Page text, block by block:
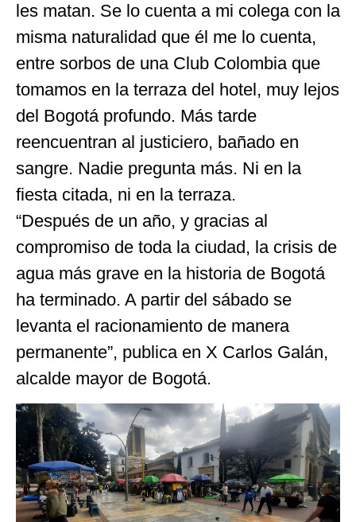
les matan. Se lo cuenta a mi colega con la
misma naturalidad que él me lo cuenta,
entre sorbos de una Club Colombia que
tomamos en la terraza del hotel, muy lejos
del Bogotá profundo. Más tarde
reencuentran al justiciero, bañado en
sangre. Nadie pregunta más. Ni en la
fiesta citada, ni en la terraza.
“Después de un año, y gracias al
compromiso de toda la ciudad, la crisis de
agua más grave en la historia de Bogotá
ha terminado. A partir del sábado se
levanta el racionamiento de manera
permanente”, publica en X Carlos Galán,
alcalde mayor de Bogotá.